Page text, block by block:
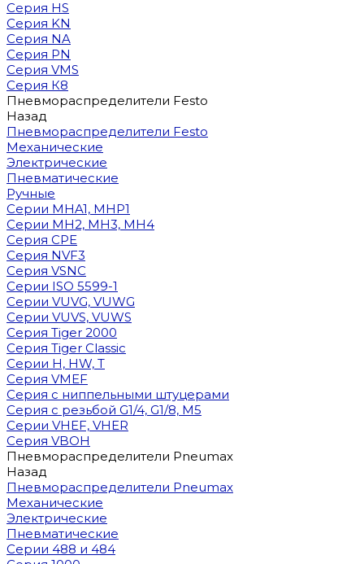
Серия HS
Серия KN
Серия NA
Серия PN
Серия VMS
Серия К8
Пневмораспределители Festo
Назад
Пневмораспределители Festo
Механические
Электрические
Пневматические
Ручные
Cерии MHA1, MHP1
Cерии MH2, MH3, MH4
Cерия CPE
Серия NVF3
Серия VSNC
Серии ISO 5599-1
Серии VUVG, VUWG
Серии VUVS, VUWS
Серия Tiger 2000
Серия Tiger Classic
Серии H, HW, T
Серия VMEF
Серия с ниппельными штуцерами
Серия с резьбой G1/4, G1/8, М5
Серии VHEF, VHER
Серия VBOH
Пневмораспределители Pneumax
Назад
Пневмораспределители Pneumax
Механические
Электрические
Пневматические
Серии 488 и 484